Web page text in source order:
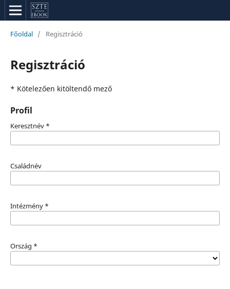
Főoldal / Regisztráció
Regisztráció
* Kötelezően kitöltendő mező
Profil
Keresztnév *
Családnév
Intézmény *
Ország *